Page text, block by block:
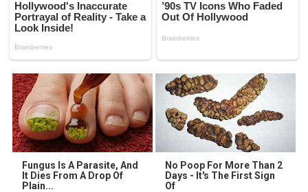
Fungus Is A Parasite, And
It Dies From A Drop Of
Plain...
No Poop For More Than 2
Days - It's The First Sign
Of